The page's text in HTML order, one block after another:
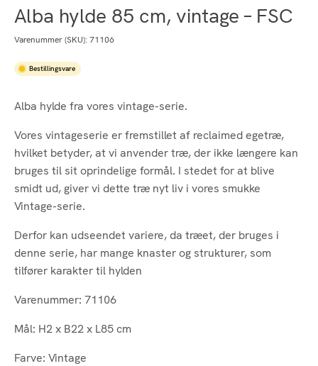
Alba hylde 85 cm, vintage – FSC
Varenummer (SKU): 71106
Bestillingsvare
Alba hylde fra vores vintage-serie.
Vores vintageserie er fremstillet af reclaimed egetræ,
hvilket betyder, at vi anvender træ, der ikke længere kan
bruges til sit oprindelige formål. I stedet for at blive
smidt ud, giver vi dette træ nyt liv i vores smukke
Vintage-serie.
Derfor kan udseendet variere, da træet, der bruges i
denne serie, har mange knaster og strukturer, som
tilfører karakter til hylden
Varenummer: 71106
Mål: H2 x B22 x L85 cm
Farve: Vintage